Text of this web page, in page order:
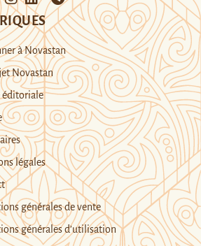
à Novastan
Novastan
éditoriale
légales
générales de vente
générales d’utilisation